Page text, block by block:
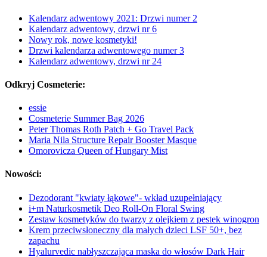
Kalendarz adwentowy 2021: Drzwi numer 2
Kalendarz adwentowy, drzwi nr 6
Nowy rok, nowe kosmetyki!
Drzwi kalendarza adwentowego numer 3
Kalendarz adwentowy, drzwi nr 24
Odkryj Cosmeterie:
essie
Cosmeterie Summer Bag 2026
Peter Thomas Roth Patch + Go Travel Pack
Maria Nila Structure Repair Booster Masque
Omorovicza Queen of Hungary Mist
Nowości:
Dezodorant "kwiaty łąkowe"- wkład uzupełniający
i+m Naturkosmetik Deo Roll-On Floral Swing
Zestaw kosmetyków do twarzy z olejkiem z pestek winogron
Krem przeciwsłoneczny dla małych dzieci LSF 50+, bez
zapachu
Hyalurvedic nabłyszczająca maska do włosów Dark Hair